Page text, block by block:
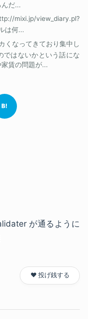
だ...
mixi.jp/view_diary.pl?
は何...
くなってきており集中し
ではないかという話にな
賃の問題が...
が通るように
❤️ 投げ銭する